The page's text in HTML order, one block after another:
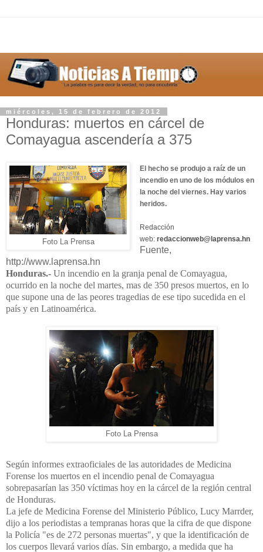
miércoles, 15 de febrero de 2012
Honduras: muertos en cárcel de
Comayagua ascendería a 375
Foto La Prensa
El hecho se produjo a raíz de un
incendio en uno de los módulos en
la noche del viernes. Hay varios
heridos.
Redacción
web: redaccionweb@laprensa.hn
Fuente,
http://www.laprensa.hn
Honduras.- Un incendio en la granja penal de Comayagua,
ocurrido en la noche del martes, mas de 350 presos muertos, en lo
que supone una de las peores tragedias de ese tipo sucedida en el
país y en Latinoamérica.
Foto La Prensa
Según informes extraoficiales de las autoridades de Medicina
Forense los muertos en el incendio penal de Comayagua
sobrepasarían las 350 víctimas hoy en la cárcel de la región central
de Honduras.
La jefe de Medicina Forense del Ministerio Público, Lucy Marrder,
dijo a los periodistas a tempranas horas que la cifra de que dispone
la Policía "es de 272 personas muertas", y que la identificación de
los cuerpos llevará varios días. Sin embargo, a medida que ha